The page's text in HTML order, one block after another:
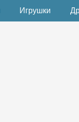
Игрушки